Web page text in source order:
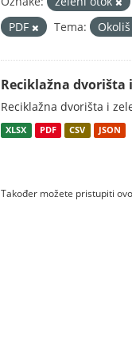
PDF
Tema: Okoliš
Reciklažna dvorišta
Reciklažna dvorišta i
XLSX PDF CSV JSON
Također možete pristupiti